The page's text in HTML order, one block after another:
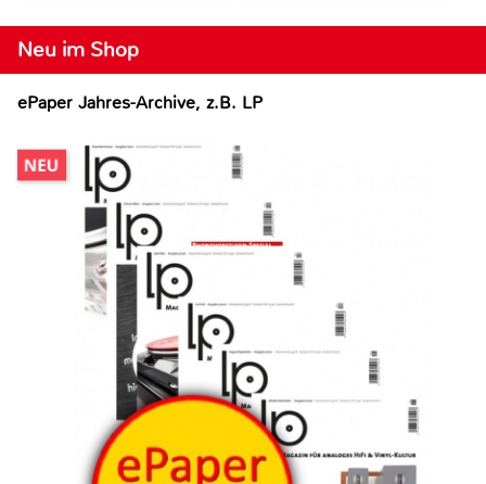
Neu im Shop
ePaper Jahres-Archive, z.B. LP